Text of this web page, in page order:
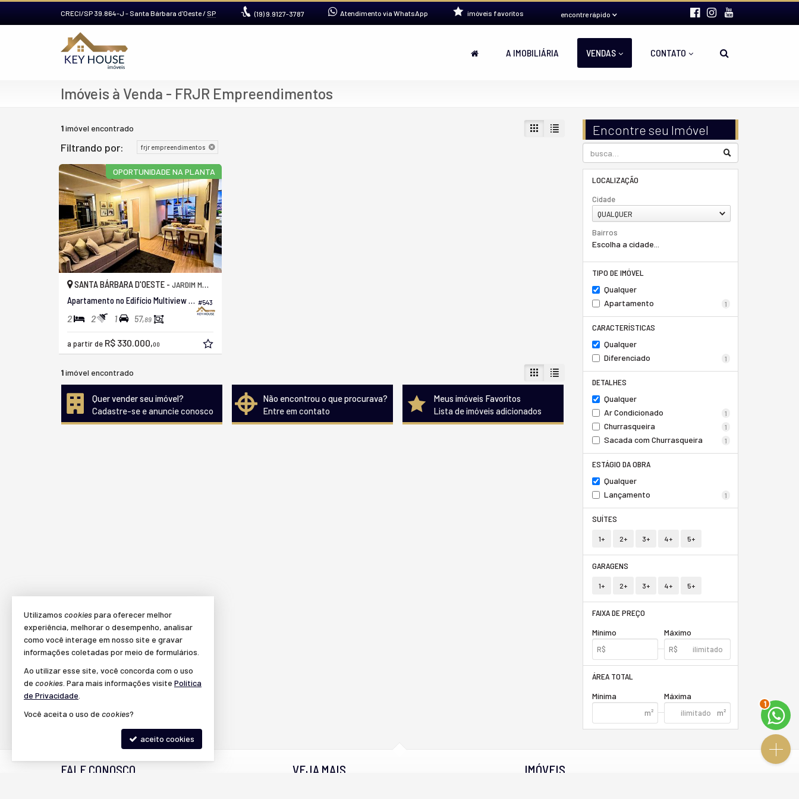
CRECI/SP 39.864-J - Santa Bárbara d'Oeste / SP (19)9.9127-3787 Atendimento via WhatsApp encontre rápido
imóveis favoritos
A IMOBILIÁRIA VENDAS CONTATO
Imóveis à Venda - FRJR Empreendimentos
Encontre seu Imóvel
LOCALIZAÇÃO
Cidade
QUALQUER
Bairros
Escolha a cidade...
TIPO DE IMÓVEL
Qualquer
Apartamento
1
CARACTERÍSTICAS
Qualquer
Diferenciado
1
DETALHES
Qualquer
Ar Condicionado
1
Churrasqueira 1
Sacada com Churrasqueira 1
ESTÁGIO DA OBRA
Qualquer
Lançamento
1
SUÍTES
1+ 2+ 3+ 4+ 5+
GARAGENS
1+ 2+ 3+ 4+ 5+
FAIXA DE PREÇO
Mínimo
Máximo
ÁREA TOTAL
Mínima
Máxima
1imóvel encontrado
Filtrando por: frjr empreendimentos
OPORTUNIDADE NA PLANTA
#543
SANTA BÁRBARA D'OESTE - JARDIM MOLLON
Apartamento no Edifício Multiview Residence
2 2 1 57,89
a partir de R$ 330.000,00
1imóvel encontrado
Quer vender seu imóvel?
Cadastre-se e anuncie conosco
Não encontrou o que procurava?
Entre em contato
Meus imóveis Favoritos
Lista de imóveis adicionados
FALE CONOSCO VEJA MAIS IMÓVEIS
1
Utilizamos cookiespara oferecer melhor
experiência, melhorar o desempenho, analisar
como você interage em nosso site e gravar
informações coletadas por meio de formulários.
Ao utilizar esse site, você concorda com o uso
de cookies . Para mais informações visite Política
de Privacidade
Você aceita o uso de cookies?
aceito cookies